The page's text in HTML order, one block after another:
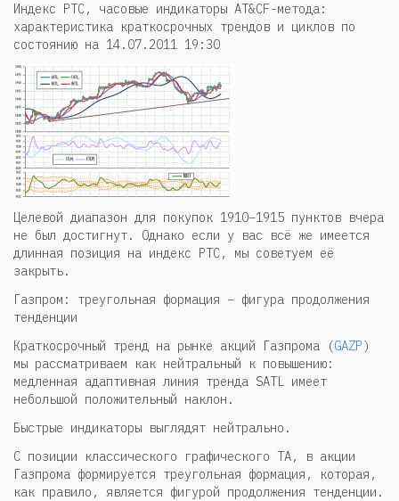
Индекс РТС, часовые индикаторы AT&CF-метода:
характеристика краткосрочных трендов и циклов по
состоянию на 14.07.2011 19:30
Целевой диапазон для покупок 1910–1915 пунктов вчера
не был достигнут. Однако если у вас всё же имеется
длинная позиция на индекс РТС, мы советуем её
закрыть.
Газпром: треугольная формация – фигура продолжения
тенденции
Краткосрочный тренд на рынке акций Газпрома (GAZP)
мы рассматриваем как нейтральный к повышению:
медленная адаптивная линия тренда SATL имеет
небольшой положительный наклон.
Быстрые индикаторы выглядят нейтрально.
С позиции классического графического ТА, в акции
Газпрома формируется треугольная формация, которая,
как правило, является фигурой продолжения тенденции.